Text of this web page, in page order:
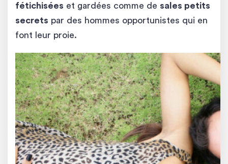
fétichisées et gardées comme de sales petits
secrets par des hommes opportunistes qui en
font leur proie.